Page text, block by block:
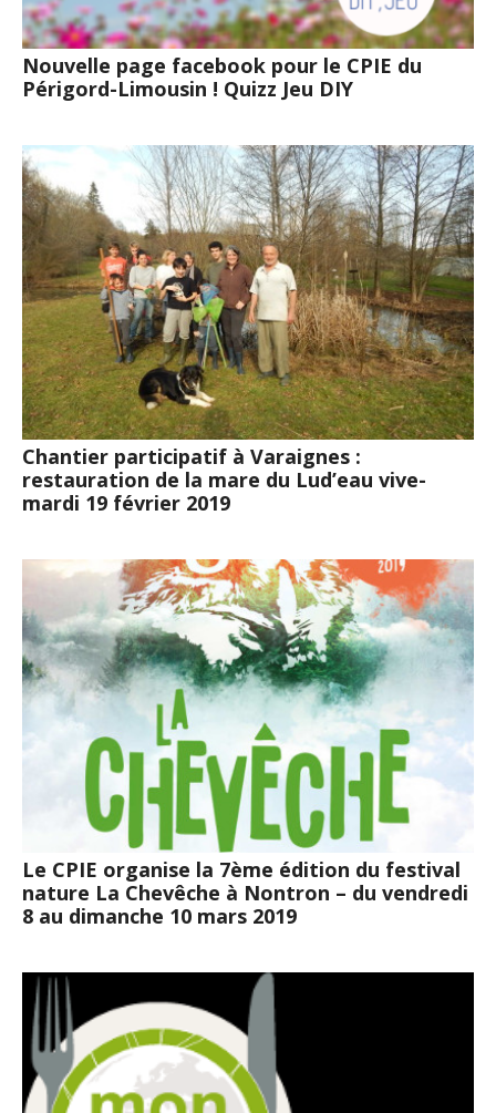
Nouvelle page facebook pour le CPIE du
Périgord-Limousin ! Quizz Jeu DIY
Chantier participatif à Varaignes :
restauration de la mare du Lud’eau vive-
mardi 19 février 2019
Le CPIE organise la 7ème édition du festival
nature La Chevêche à Nontron – du vendredi
8 au dimanche 10 mars 2019